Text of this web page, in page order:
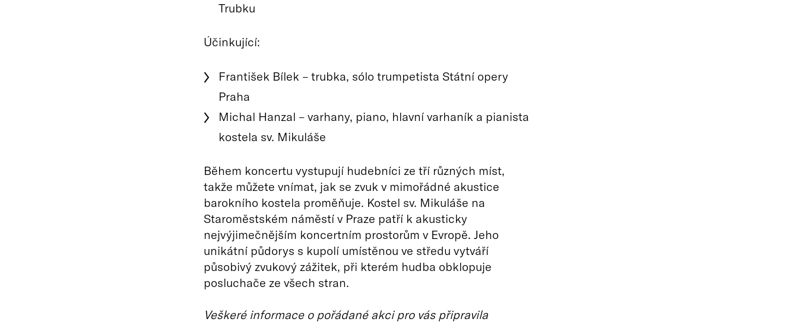
Trubku
Účinkující:
František Bílek – trubka, sólo trumpetista Státní opery
Praha
Michal Hanzal – varhany, piano, hlavní varhaník a pianista
kostela sv. Mikuláše
Během koncertu vystupují hudebníci ze tří různých míst,
takže můžete vnímat, jak se zvuk v mimořádné akustice
barokního kostela proměňuje. Kostel sv. Mikuláše na
Staroměstském náměstí v Praze patří k akusticky
nejvýjimečnějším koncertním prostorům v Evropě. Jeho
unikátní půdorys s kupolí umístěnou ve středu vytváří
působivý zvukový zážitek, při kterém hudba obklopuje
posluchače ze všech stran.
Veškeré informace o pořádané akci pro vás připravila